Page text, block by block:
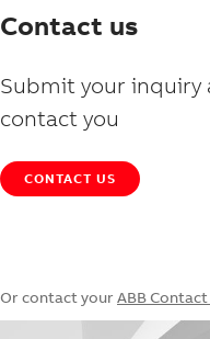
Contact us
Submit your inquiry
contact you
CONTACT US
Or contact your ABB